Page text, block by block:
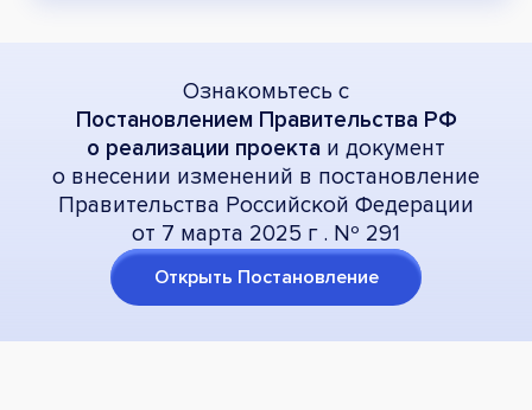
Ознакомьтесь с
Постановлением Правительства РФ
о реализации проекта и документ
о внесении изменений в постановление
Правительства Российской Федерации
от 7 марта 2025 г . Nº 291
Открыть Постановление